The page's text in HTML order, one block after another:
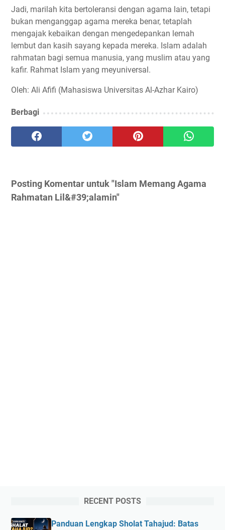
Jadi, marilah kita bertoleransi dengan agama lain, tetapi
bukan menganggap agama mereka benar, tetaplah
mengajak kebaikan dengan mengedepankan lemah
lembut dan kasih sayang kepada mereka. Islam adalah
rahmatan bagi semua manusia, yang muslim atau yang
kafir. Rahmat Islam yang meyuniversal.
Oleh: Ali Afifi (Mahasiswa Universitas Al-Azhar Kairo)
Berbagi
Posting Komentar untuk "Islam Memang Agama
Rahmatan Lil&#39;alamin"
RECENT POSTS
Panduan Lengkap Sholat Tahajud: Batas